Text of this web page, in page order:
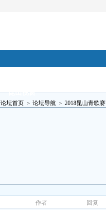
昆山视窗
论坛首页 > 论坛导航 > 2018昆山青歌赛
作者 回复